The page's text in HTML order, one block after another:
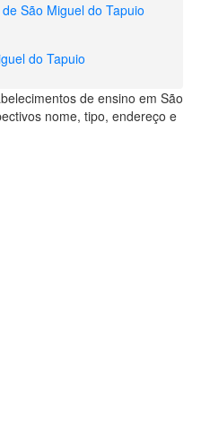
São Miguel do Tapuio
do Tapuio
de ensino em São
nome, tipo, endereço e